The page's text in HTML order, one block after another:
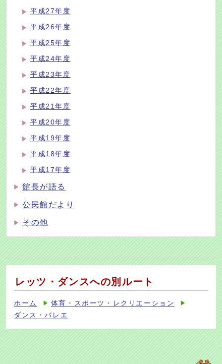
平成27年度
平成26年度
平成25年度
平成24年度
平成23年度
平成22年度
平成21年度
平成20年度
平成19年度
平成18年度
平成17年度
館長が語る
公民館だより
その他
レッツ・ダンスへの別ルート
ホーム
体育・スポーツ・レクリエーション
ダンス・バレエ